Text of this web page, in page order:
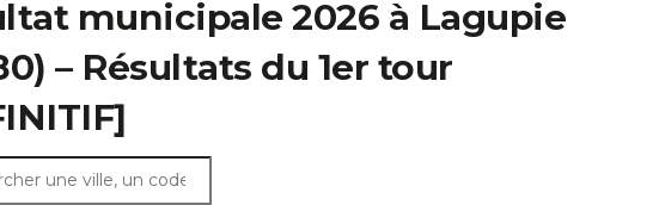
municipale 2026 à Lagupie
– Résultats du 1er tour